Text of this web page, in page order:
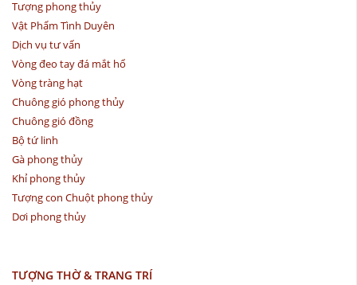
Tượng phong thủy
Vật Phẩm Tình Duyên
Dịch vụ tư vấn
Vòng đeo tay đá mắt hổ
Vòng tràng hạt
Chuông gió phong thủy
Chuông gió đồng
Bộ tứ linh
Gà phong thủy
Khỉ phong thủy
Tượng con Chuột phong thủy
Dơi phong thủy
TƯỢNG THỜ & TRANG TRÍ